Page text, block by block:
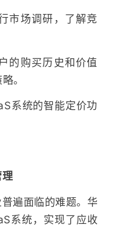
市场调研，了解竞
的购买历史和价值
。
系统的智能定价功
理
遍面临的难题。华
系统，实现了应收